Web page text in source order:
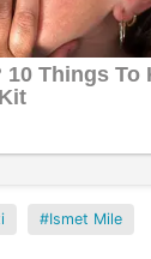
Ismet Mile